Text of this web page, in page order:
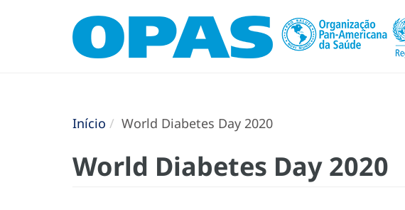
Início World Diabetes Day 2020
World Diabetes Day 2020